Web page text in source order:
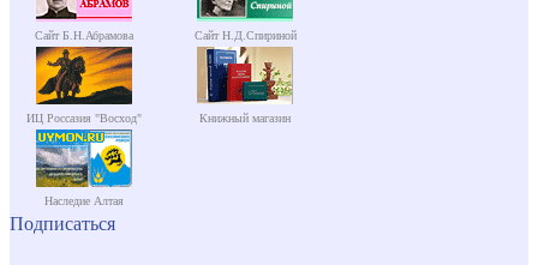
Сайт Б.Н.Абрамова Сайт Н.Д.Спириной
ИЦ Россазия "Восход" Книжный магазин
Наследие Алтая
Подписаться